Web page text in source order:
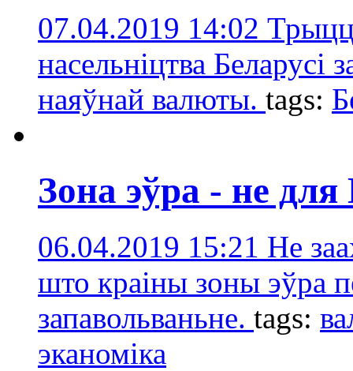
07.04.2019 14:02
насельніцтва
наяўнай валюты. tags:
Зона эўра - не
06.04.2019 15:21 Не
што краіны зоны эўра
запавольваньне. tags:
эканоміка